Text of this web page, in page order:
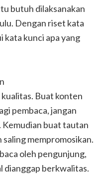
butuh dilaksanakan
Dengan riset kata
kata kunci apa yang
Buat konten
pembaca, jangan
buat tautan
saling mempromosikan.
oleh pengunjung,
dianggap berkwalitas.